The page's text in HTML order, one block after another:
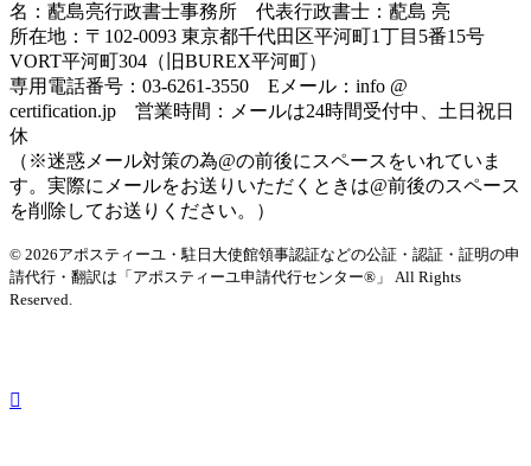
名：蓜島亮行政書士事務所 代表行政書士：蓜島 亮
所在地：〒102-0093 東京都千代田区平河町1丁目5番15号
VORT平河町304（旧BUREX平河町）
専用電話番号：03-6261-3550 Eメール：info @
certification.jp 営業時間：メールは24時間受付中、土日祝日
休
（※迷惑メール対策の為@の前後にスペースをいれていま
す。実際にメールをお送りいただくときは@前後のスペース
を削除してお送りください。）
© 2026アポスティーユ・駐日大使館領事認証などの公証・認証・証明の申
請代行・翻訳は「アポスティーユ申請代行センター®」 All Rights
Reserved.